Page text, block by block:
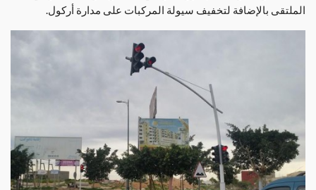
الملتقى باﻹضافة لتخفيف سيولة المركبات على مدارة أركول.